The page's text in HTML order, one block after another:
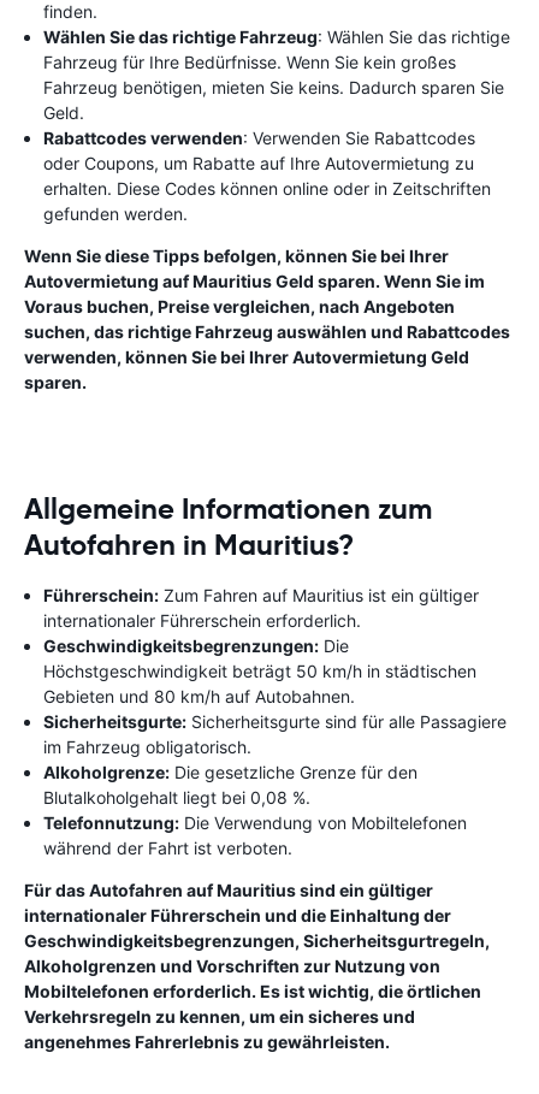
finden.
Wählen Sie das richtige Fahrzeug: Wählen Sie das richtige
Fahrzeug für Ihre Bedürfnisse. Wenn Sie kein großes
Fahrzeug benötigen, mieten Sie keins. Dadurch sparen Sie
Geld.
Rabattcodes verwenden: Verwenden Sie Rabattcodes
oder Coupons, um Rabatte auf Ihre Autovermietung zu
erhalten. Diese Codes können online oder in Zeitschriften
gefunden werden.
Wenn Sie diese Tipps befolgen, können Sie bei Ihrer
Autovermietung auf Mauritius Geld sparen. Wenn Sie im
Voraus buchen, Preise vergleichen, nach Angeboten
suchen, das richtige Fahrzeug auswählen und Rabattcodes
verwenden, können Sie bei Ihrer Autovermietung Geld
sparen.
Allgemeine Informationen zum
Autofahren in Mauritius?
Führerschein: Zum Fahren auf Mauritius ist ein gültiger
internationaler Führerschein erforderlich.
Geschwindigkeitsbegrenzungen: Die
Höchstgeschwindigkeit beträgt 50 km/h in städtischen
Gebieten und 80 km/h auf Autobahnen.
Sicherheitsgurte: Sicherheitsgurte sind für alle Passagiere
im Fahrzeug obligatorisch.
Alkoholgrenze: Die gesetzliche Grenze für den
Blutalkoholgehalt liegt bei 0,08 %.
Telefonnutzung: Die Verwendung von Mobiltelefonen
während der Fahrt ist verboten.
Für das Autofahren auf Mauritius sind ein gültiger
internationaler Führerschein und die Einhaltung der
Geschwindigkeitsbegrenzungen, Sicherheitsgurtregeln,
Alkoholgrenzen und Vorschriften zur Nutzung von
Mobiltelefonen erforderlich. Es ist wichtig, die örtlichen
Verkehrsregeln zu kennen, um ein sicheres und
angenehmes Fahrerlebnis zu gewährleisten.